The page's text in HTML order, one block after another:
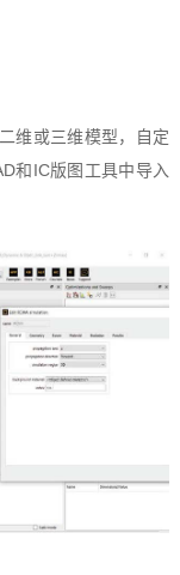
维或三维模型，自定
和IC版图工具中导入